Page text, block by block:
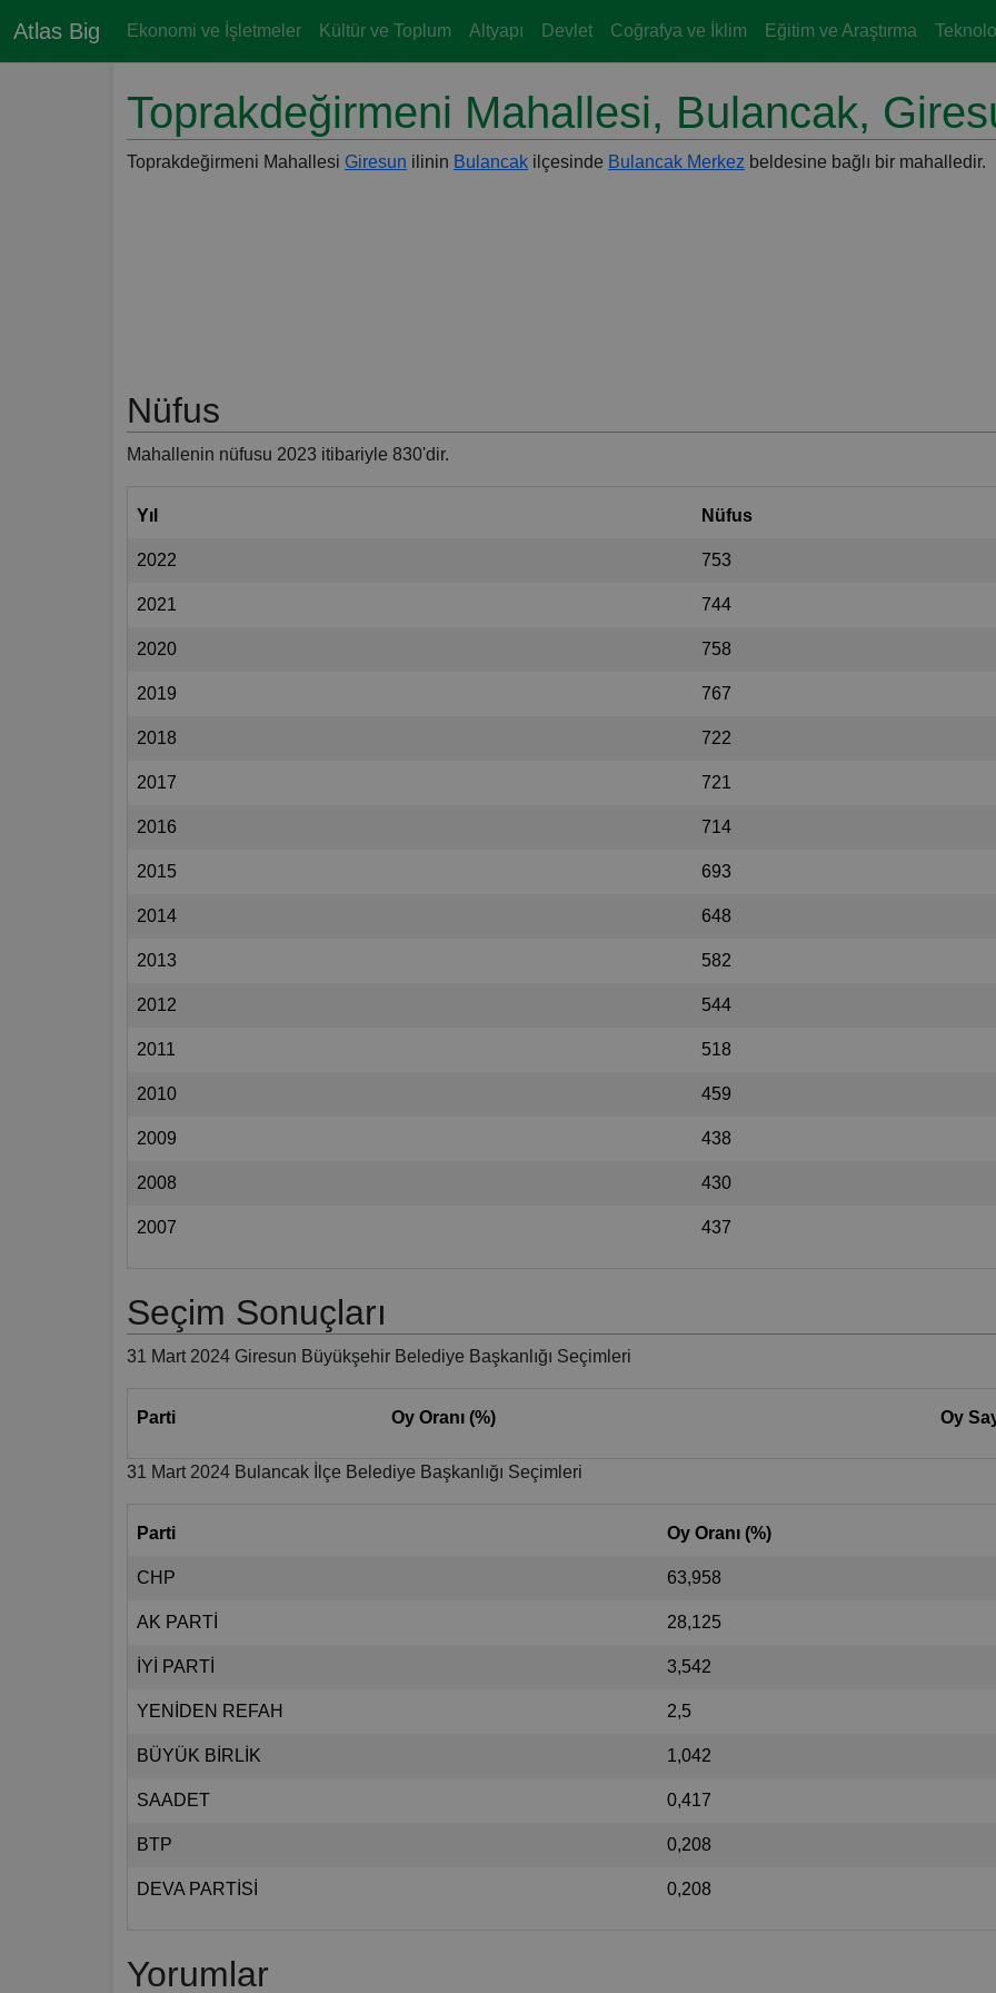
Atlas Big Ekonomi ve İşletmeler Kültür ve Toplum Altyapı Devlet Coğrafya ve İklim Eğitim ve Araştırma
Toprakdeğirmeni Mahallesi, Bulancak,
Toprakdeğirmeni Mahallesi Giresun ilinin Bulancak ilçesinde Bulancak Merkez beldesine bağlı bir mahalledir.
Nüfus
Mahallenin nüfusu 2023 itibariyle 830'dir.
Yıl Nüfus
2022 753
2021 744
2020 758
2019 767
2018 722
2017 721
2016 714
2015 693
2014 648
2013 582
2012 544
2011 518
2010 459
2009 438
2008 430
2007 437
Seçim Sonuçları
31 Mart 2024 Giresun Büyükşehir Belediye Başkanlığı Seçimleri
Parti Oy Oranı (%) Oy
31 Mart 2024 Bulancak İlçe Belediye Başkanlığı Seçimleri
Parti Oy Oranı (%)
CHP 63,958
AK PARTİ 28,125
İYİ PARTİ 3,542
YENİDEN REFAH 2,5
BÜYÜK BİRLİK 1,042
SAADET 0,417
BTP 0,208
DEVA PARTİSİ 0,208
Yorumlar